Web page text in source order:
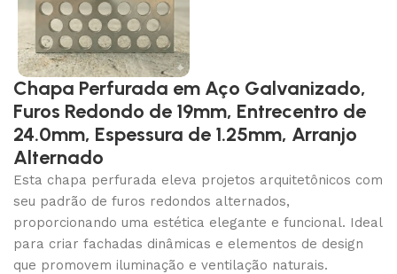
Chapa Perfurada em Aço Galvanizado,
Furos Redondo de 19mm, Entrecentro de
24.0mm, Espessura de 1.25mm, Arranjo
Alternado
Esta chapa perfurada eleva projetos arquitetônicos com
seu padrão de furos redondos alternados,
proporcionando uma estética elegante e funcional. Ideal
para criar fachadas dinâmicas e elementos de design
que promovem iluminação e ventilação naturais.